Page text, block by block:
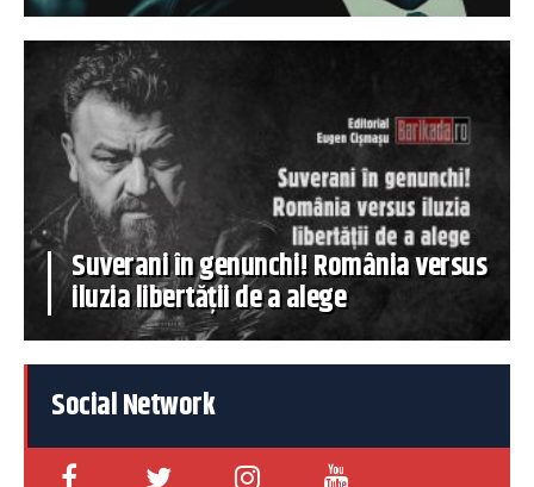
Suverani în genunchi! România versus
iluzia libertății de a alege
Social Network